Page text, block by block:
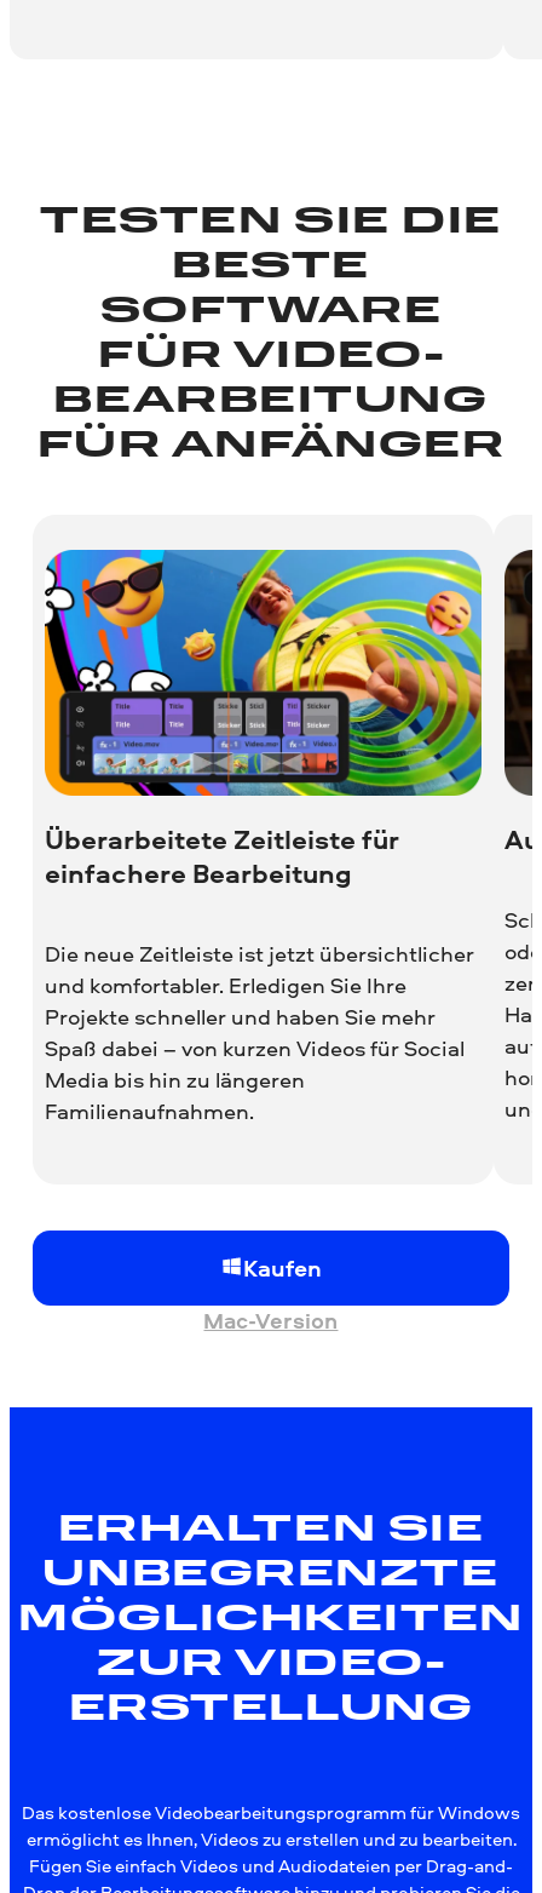
TESTEN SIE DIE
BESTE
SOFTWARE
FÜR VIDEO­
BEARBEITUNG
FÜR ANFÄNGER
Überarbeitete Zeitleiste für
einfachere Bearbeitung
Die neue Zeitleiste ist jetzt übersichtlicher
und komfortabler. Erledigen Sie Ihre
Projekte schneller und haben Sie mehr
Spaß dabei – von kurzen Videos für Social
Media bis hin zu längeren
Familienaufnahmen.
Kaufen
Mac-Version
ERHALTEN SIE
UNBEGRENZTE
MÖGLICHKEITEN
ZUR VIDEO­
ERSTELLUNG
Das kostenlose Videobearbeitungsprogramm für Windows
ermöglicht es Ihnen, Videos zu erstellen und zu bearbeiten.
Fügen Sie einfach Videos und Audiodateien per Drag-and-